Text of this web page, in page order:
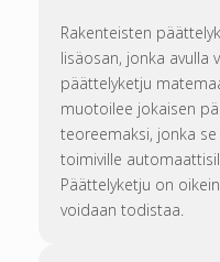
Rakenteisten
lisäosan, jonka avulla
päättelyketju
muotoilee jokaisen
teoreemaksi, jonka
toimiville
Päättelyketju on
voidaan todistaa.